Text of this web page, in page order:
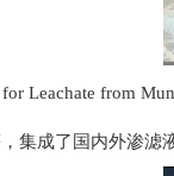
Leachate from
集成了国内外渗滤